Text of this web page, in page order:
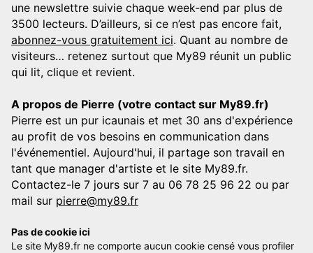
une newslettre suivie chaque week-end par plus de
3500 lecteurs. D’ailleurs, si ce n’est pas encore fait,
abonnez-vous gratuitement ici. Quant au nombre de
visiteurs… retenez surtout que My89 réunit un public
qui lit, clique et revient.
A propos de Pierre (votre contact sur My89.fr)
Pierre est un pur icaunais et met 30 ans d'expérience
au profit de vos besoins en communication dans
l'événementiel. Aujourd'hui, il partage son travail en
tant que manager d'artiste et le site My89.fr.
Contactez-le 7 jours sur 7 au 06 78 25 96 22 ou par
mail sur pierre@my89.fr
Pas de cookie ici
Le site My89.fr ne comporte aucun cookie censé vous profiler